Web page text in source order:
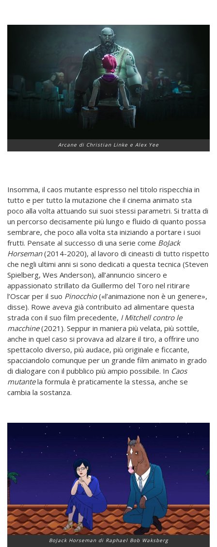
Arcane di Christian Linke e Alex Yee
Insomma, il caos mutante espresso nel titolo rispecchia in
tutto e per tutto la mutazione che il cinema animato sta
poco alla volta attuando sui suoi stessi parametri. Si tratta di
un percorso decisamente più lungo e fluido di quanto possa
sembrare, che poco alla volta sta iniziando a portare i suoi
frutti. Pensate al successo di una serie come BoJack
Horseman(2014-2020), al lavoro di cineasti di tutto rispetto
che negli ultimi anni si sono dedicati a questa tecnica (Steven
Spielberg, Wes Anderson), all’annuncio sincero e
appassionato strillato da Guillermo del Toro nel ritirare
l’Oscar per il suo Pinocchio(«l’animazione non è un genere»,
disse). Rowe aveva già contribuito ad alimentare questa
strada con il suo film precedente, I Mitchell contro le
macchine(2021). Seppur in maniera più velata, più sottile,
anche in quel caso si provava ad alzare il tiro, a offrire uno
spettacolo diverso, più audace, più originale e ficcante,
spacciandolo comunque per un grande film animato in grado
di dialogare con il pubblico più ampio possibile. In Caos
mutantela formula è praticamente la stessa, anche se
cambia la sostanza.
BoJack Horseman di Raphael Bob Waksberg